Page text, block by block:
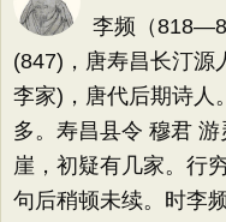
李频（
(847)，唐寿昌长汀源
李家)，唐代后期诗人
多。寿昌县令 穆君
崖，初疑有几家。行
句后稍顿未续。时李